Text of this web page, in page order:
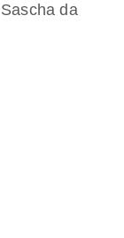
Sascha da